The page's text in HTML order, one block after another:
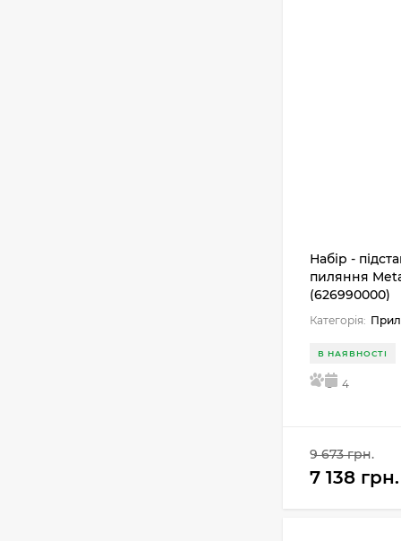
Набір -
пиляння
(626990000)
Категорія:
В НАЯВНОСТІ
5 4
9 673 грн.
7 138 грн.